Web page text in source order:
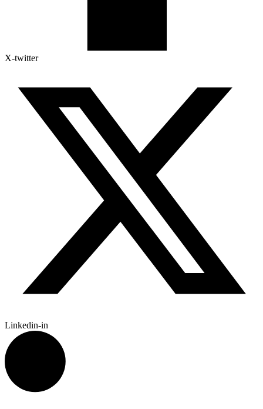
X-twitter
Linkedin-in